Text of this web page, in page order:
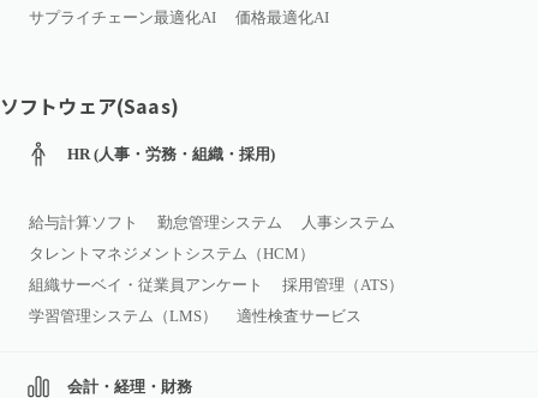
サプライチェーン最適化AI
価格最適化AI
ソフトウェア(Saas)
HR (人事・労務・組織・採用)
給与計算ソフト 勤怠管理システム
人事システム
タレントマネジメントシステム（HCM）
組織サーベイ・従業員アンケート
採用管理（ATS）
学習管理システム（LMS）
適性検査サービス
会計・経理・財務